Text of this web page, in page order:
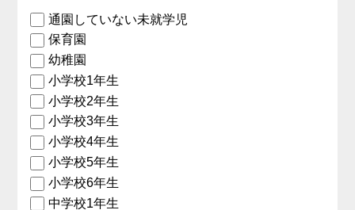
通園していない未就学児
保育園
幼稚園
小学校1年生
小学校2年生
小学校3年生
小学校4年生
小学校5年生
小学校6年生
中学校1年生